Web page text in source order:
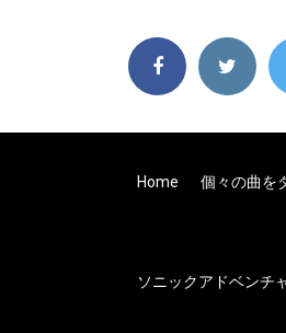
Home 個々の曲を
ソニックアドベンチ